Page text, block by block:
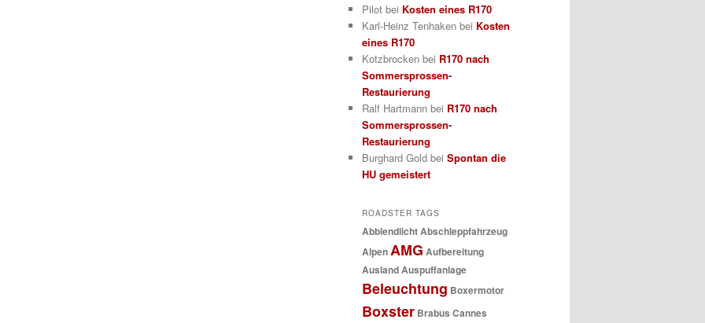
Pilot bei Kosten eines R170
Karl-Heinz Tenhaken bei Kosten
eines R170
Kotzbrocken bei R170 nach
Sommersprossen-
Restaurierung
Ralf Hartmann bei R170 nach
Sommersprossen-
Restaurierung
Burghard Gold bei Spontan die
HU gemeistert
ROADSTER TAGS
AbblendlichtAbschleppfahrzeug
AlpenAMG Aufbereitung
AuslandAuspuffanlage
Beleuchtung Boxermotor
Boxster Brabus Cannes